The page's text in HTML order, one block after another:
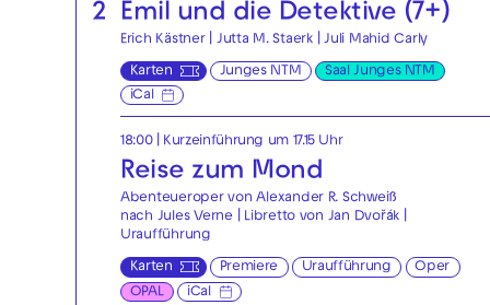
2 Emil und die Detektive (7+)
Erich Kästner | Jutta M. Staerk | Juli Mahid Carly
Karten Junges NTM
Saal Junges NTM
iCal
18:00 | Kurzeinführung um 17.15 Uhr
Reise zum Mond
Abenteueroper von Alexander R. Schweiß
nach Jules Verne | Libretto von Jan Dvořák |
Uraufführung
Karten Premiere Uraufführung
Oper
OPAL
iCal